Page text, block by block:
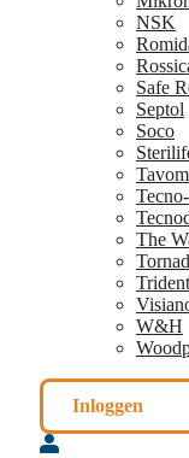
NSK
Safe
Septol
Soco
Tavom
The
W&H
Inloggen